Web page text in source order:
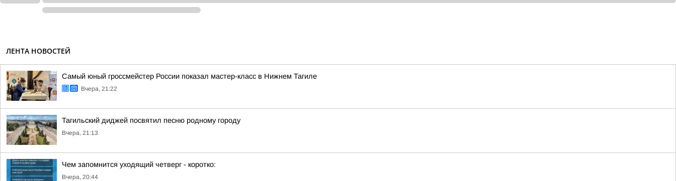
ЛЕНТА НОВОСТЕЙ
Самый юный гроссмейстер России показал мастер-класс в Нижнем Тагиле
Вчера, 21:22
Тагильский диджей посвятил песню родному городу
Вчера, 21:13
Чем запомнится уходящий четверг - коротко:
Вчера, 20:44